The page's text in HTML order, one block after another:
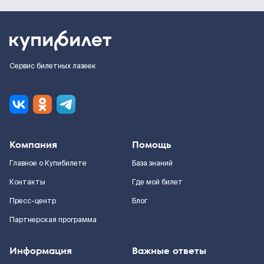
Сервис билетных лазеек
Компания
Главное о Купибилете
Контакты
Пресс-центр
Партнерская программа
Помощь
База знаний
Где мой билет
Блог
Информация Важные ответы